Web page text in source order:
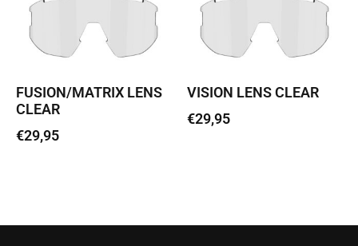
FUSION/MATRIX LENS
CLEAR
€29,95
VISION LENS CLEAR
€29,95